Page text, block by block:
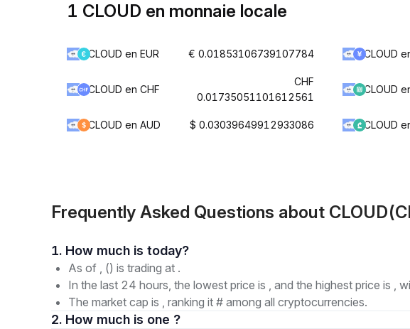
1 CLOUD en monnaie locale
CLOUD en EUR € 0.01853106739107784 CLOUD
CLOUD en CHF
CHF
0.01735051101612561
CLOUD
CLOUD en AUD $ 0.03039649912933086 CLOUD
Frequently Asked Questions about
1. How much is today?
As of , () is trading at .
In the last 24 hours, the lowest price is , and the highest price is ,
The market cap is , ranking it # among all cryptocurrencies.
2. How much is one ?